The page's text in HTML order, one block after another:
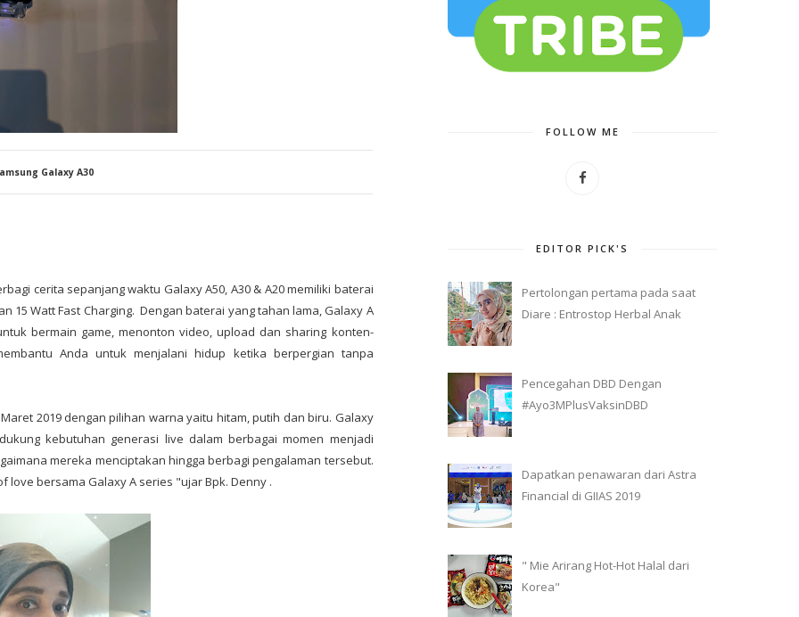
Galaxy A30
cerita sepanjang waktu Galaxy A50, A30 & A20 memiliki baterai
15 Watt Fast Charging. Dengan baterai yang tahan lama, Galaxy A
bermain game, menonton video, upload dan sharing konten-
Anda untuk menjalani hidup ketika berpergian tanpa
2019 dengan pilihan warna yaitu hitam, putih dan biru. Galaxy
kebutuhan generasi live dalam berbagai momen menjadi
mereka menciptakan hingga berbagi pengalaman tersebut.
love bersama Galaxy A series "ujar Bpk. Denny .
FOLLOW ME
EDITOR PICK'S
Pertolongan pertama pada saat
Diare : Entrostop Herbal Anak
Pencegahan DBD Dengan
#Ayo3MPlusVaksinDBD
Dapatkan penawaran dari Astra
Financial di GIIAS 2019
" Mie Arirang Hot-Hot Halal dari
Korea"